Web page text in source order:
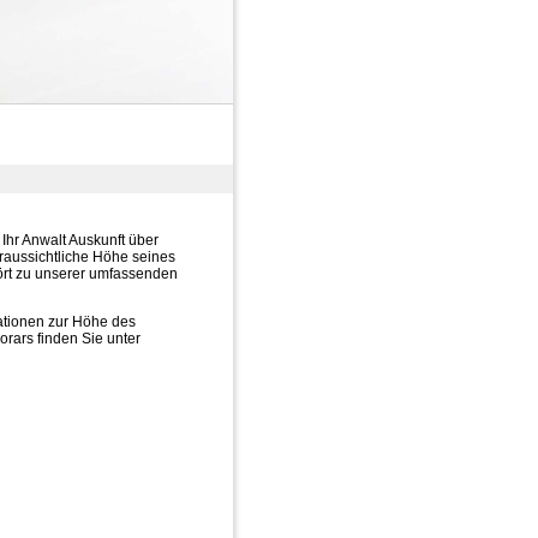
Anwalt Auskunft über
Höhe seines
zu unserer umfassenden
zur Höhe des
finden Sie unter